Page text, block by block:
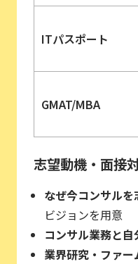
ITパスポート
GMAT/MBA
志望動機・面接
なぜ今コンサルを
ビジョンを用意
コンサル業務と自
業界研究・ファー